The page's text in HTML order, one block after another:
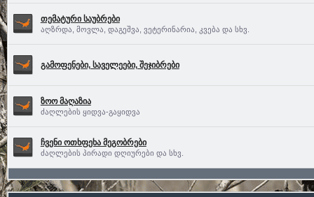
თემატური საუბრები
აღზრდა, მოვლა, დაგეშვა, ვეტერინარია, კვება და სხვ.
გამოფენები, საველეები, შეჯიბრები
ზოო მაღაზია
ძაღლების ყიდვა-გაყიდვა
ჩვენი ოთხფეხა მეგობრები
ძაღლების პირადი დღიურები და სხვ.